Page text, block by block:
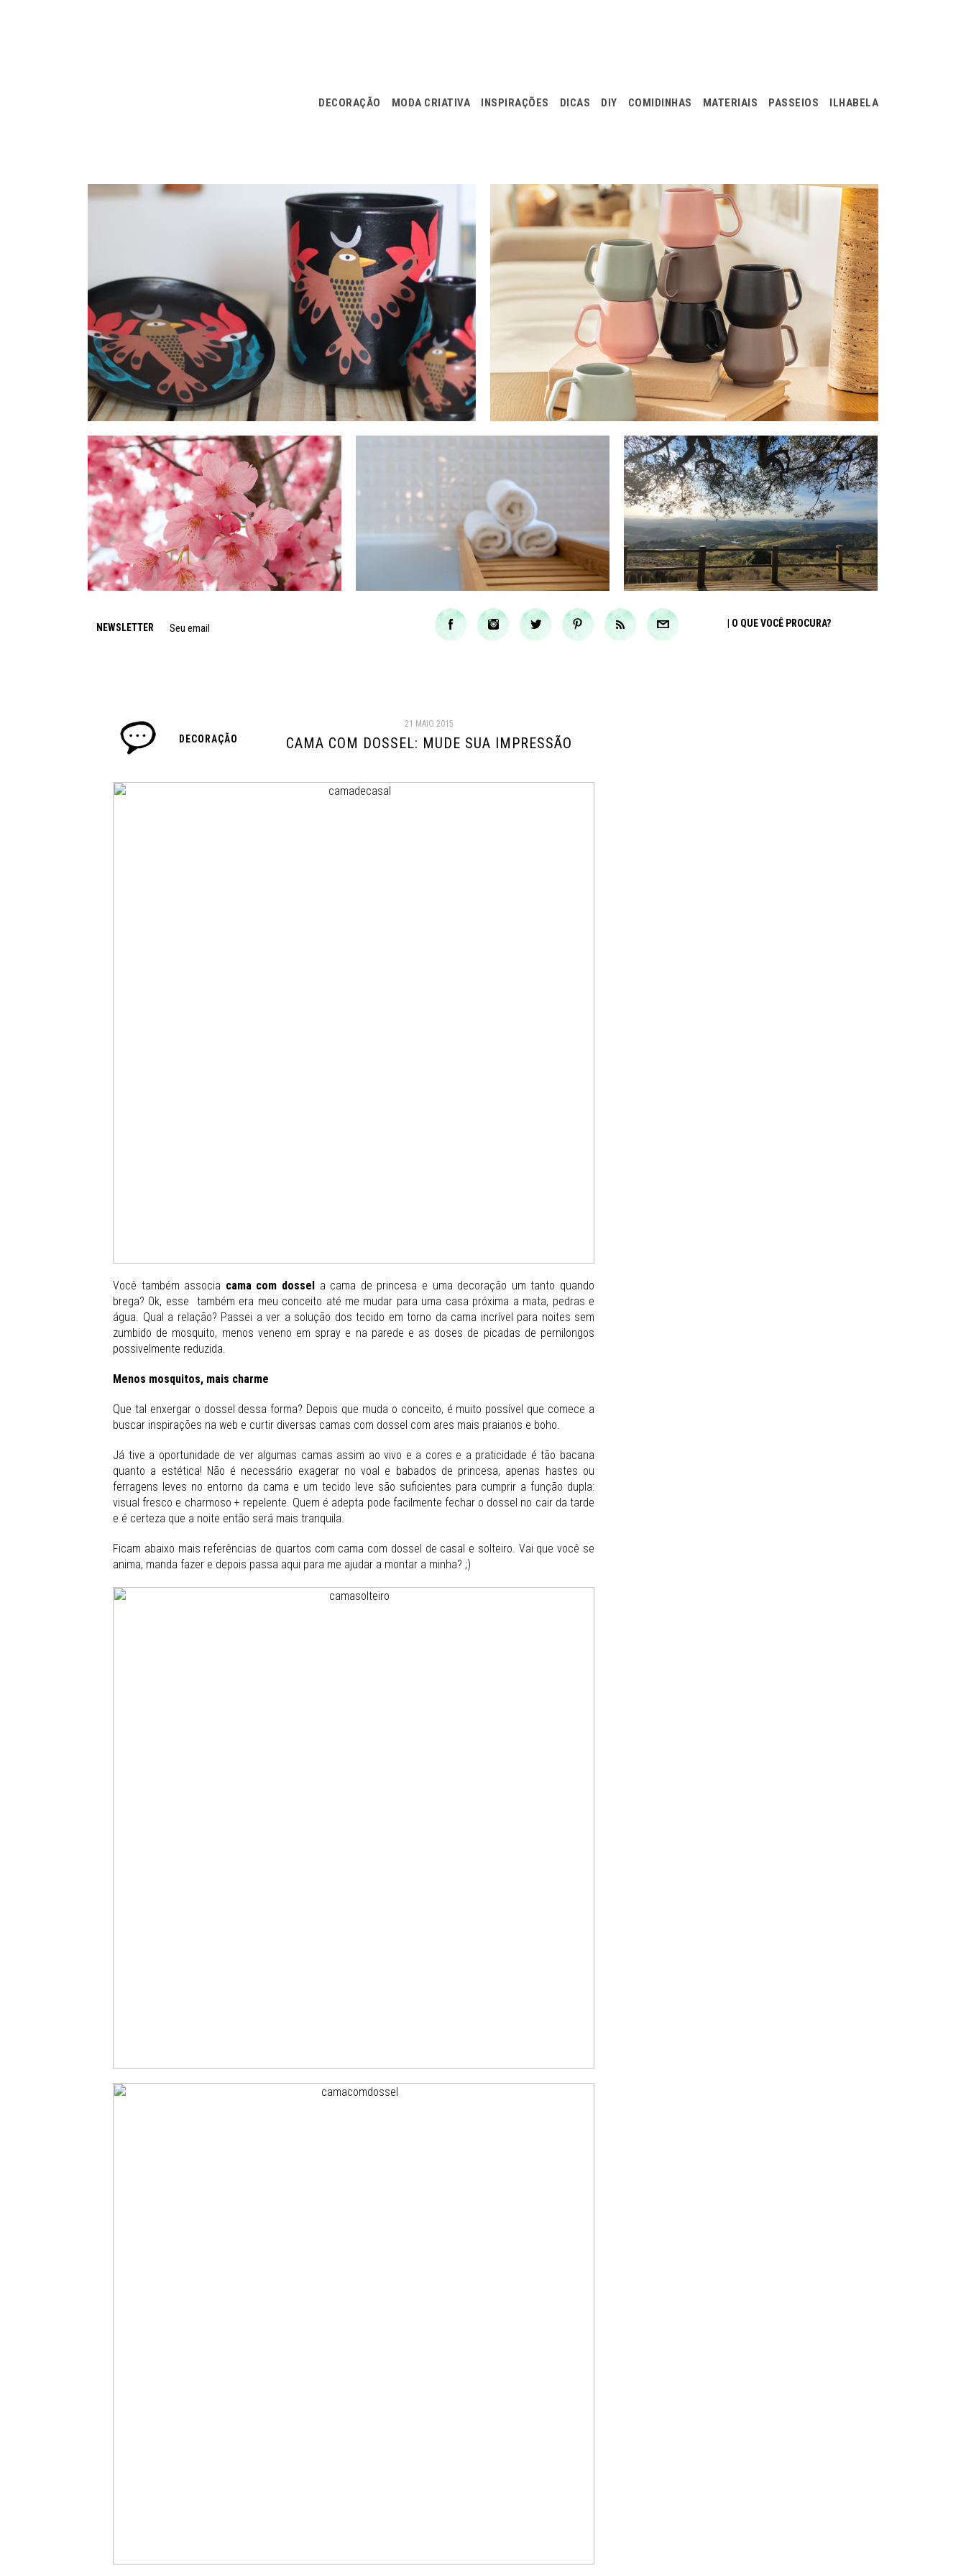
DECORAÇÃO MODA CRIATIVA INSPIRAÇÕES DICAS DIY COMIDINHAS MATERIAIS PASSEIOS ILHABELA
NEWSLETTER
DECORAÇÃO
21 MAIO 2015
CAMA COM DOSSEL: MUDE SUA IMPRESSÃO
Você também associa cama com dossel a cama de princesa e uma decoração um tanto quando
brega? Ok, esse também era meu conceito até me mudar para uma casa próxima a mata, pedras e
água. Qual a relação? Passei a ver a solução dos tecido em torno da cama incrível para noites sem
zumbido de mosquito, menos veneno em spray e na parede e as doses de picadas de pernilongos
possivelmente reduzida.
Menos mosquitos, mais charme
Que tal enxergar o dossel dessa forma? Depois que muda o conceito, é muito possível que comece a
buscar inspirações na web e curtir diversas camas com dossel com ares mais praianos e boho.
Já tive a oportunidade de ver algumas camas assim ao vivo e a cores e a praticidade é tão bacana
quanto a estética! Não é necessário exagerar no voal e babados de princesa, apenas hastes ou
ferragens leves no entorno da cama e um tecido leve são suficientes para cumprir a função dupla:
visual fresco e charmoso + repelente. Quem é adepta pode facilmente fechar o dossel no cair da tarde
e é certeza que a noite então será mais tranquila.
Ficam abaixo mais referências de quartos com cama com dossel de casal e solteiro. Vai que você se
anima, manda fazer e depois passa aqui para me ajudar a montar a minha? ;)